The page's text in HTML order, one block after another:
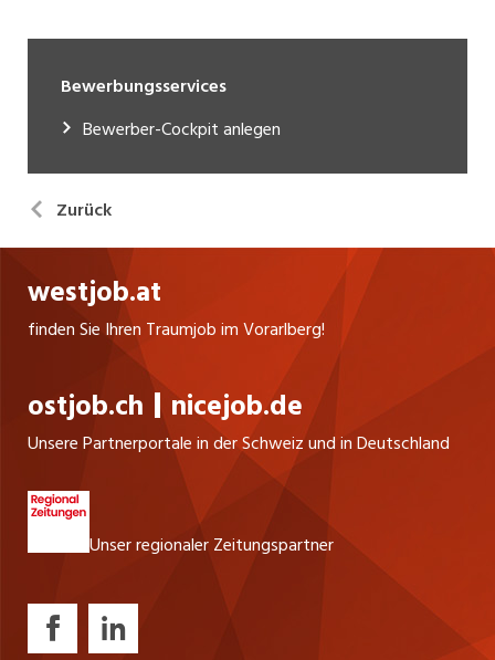
Bewerbungsservices
Bewerber-Cockpit anlegen
Zurück
westjob.at
finden Sie Ihren Traumjob im Vorarlberg!
ostjob.ch nicejob.de
Unsere Partnerportale in der Schweiz und in Deutschland
Unser regionaler Zeitungspartner